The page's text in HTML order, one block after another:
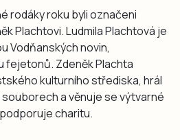
rodáky roku byli označeni
Plachtovi. Ludmila Plachtová je
Vodňanských novin,
fejetonů. Zdeněk Plachta
kulturního střediska, hrál
souborech a věnuje se výtvarné
charitu.